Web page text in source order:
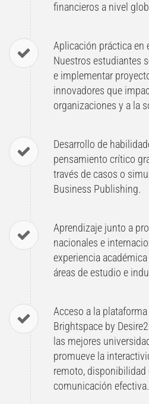
financieros a nivel
Aplicación práctica en
Nuestros estudiantes
e implementar
innovadores que
organizaciones y a la
Desarrollo de
pensamiento crítico
través de casos o
Business Publishing.
Aprendizaje junto a
nacionales e
experiencia
áreas de estudio e
Acceso a la
Brightspace by
las mejores
promueve la
remoto, disponibilidad
comunicación efectiva.